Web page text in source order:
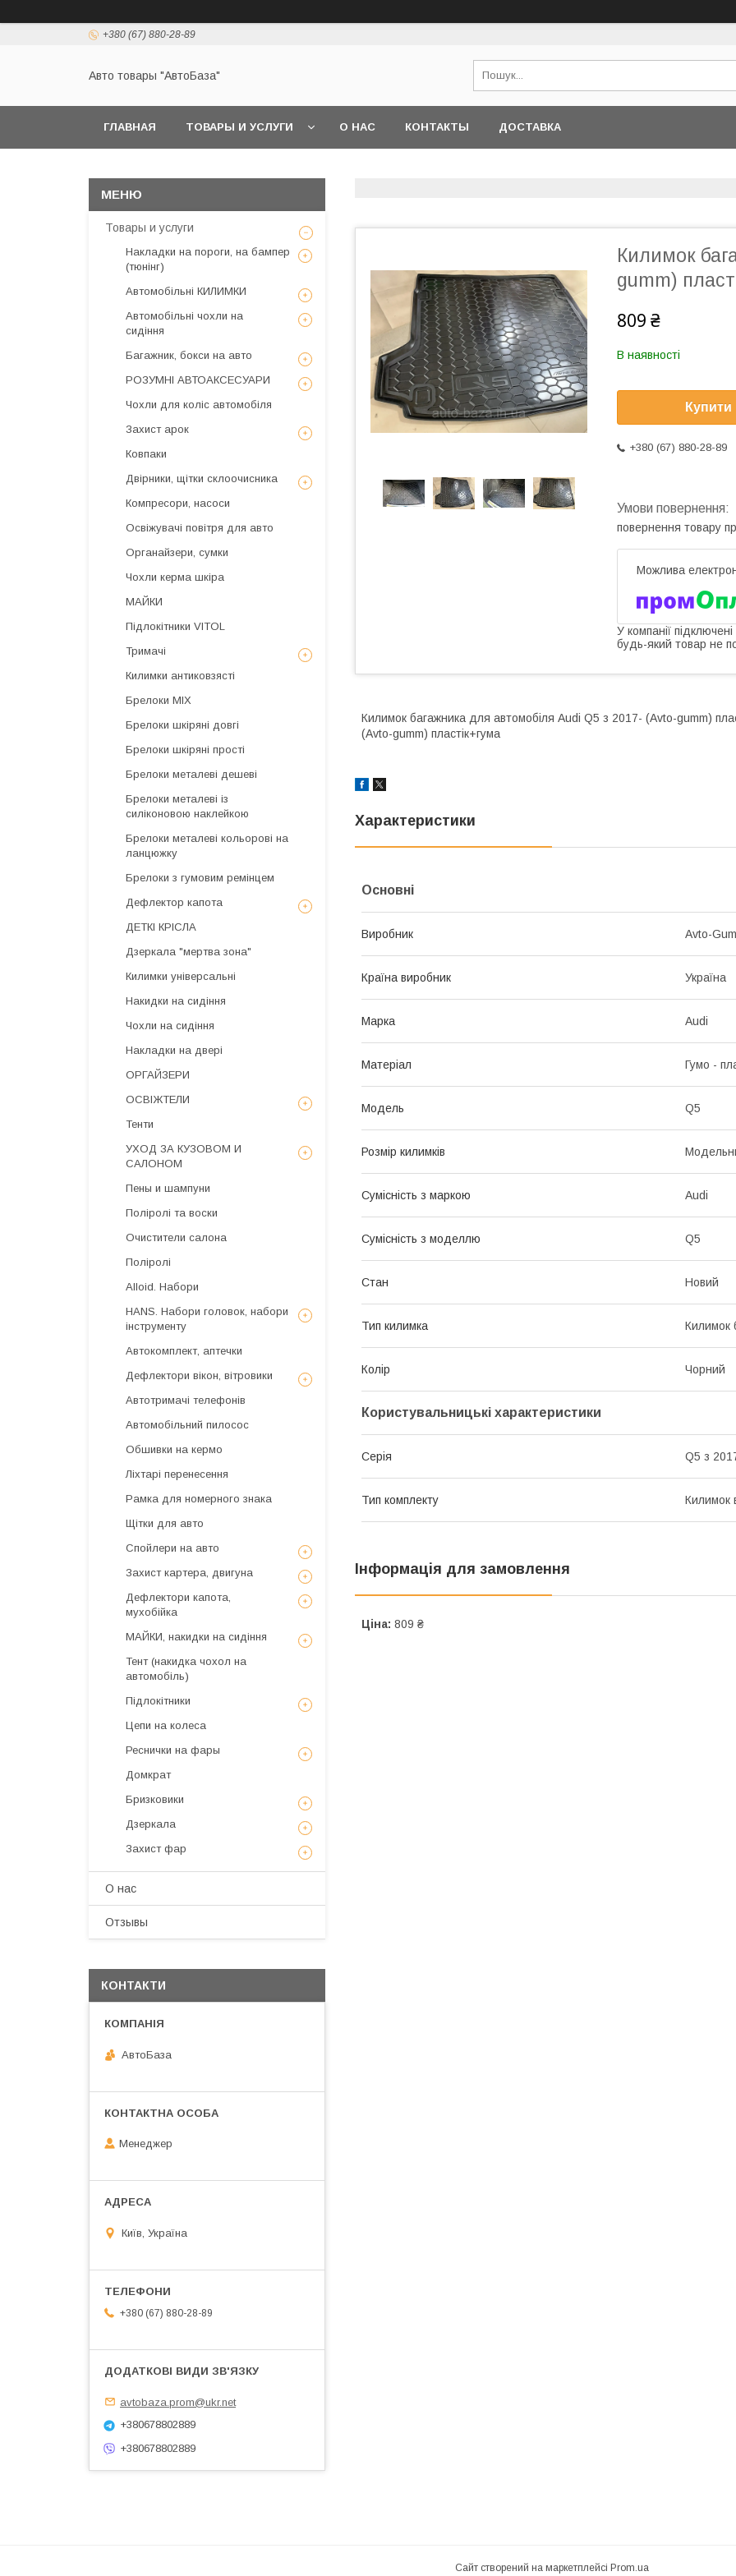
+380 (67) 880-28-89
Авто товары "АвтоБаза"
ГЛАВНАЯ ТОВАРЫ И УСЛУГИ О НАС КОНТАКТЫ ДОСТАВКА
Килимок
gumm)
809 ₴
В наявності
Купити
+380 (67) 880-28-89
повернення товару
У компанії
будь-який товар не
Килимок багажника для автомобіля Audi Q5 з 2017- (Avto-gumm)
(Avto-gumm) пластік+гума
Характеристики
Основні
Виробник Avto-
Країна виробник Україна
Марка Audi
Матеріал Гумо -
Модель Q5
Розмір килимків
Сумісність з маркою Audi
Сумісність з моделлю Q5
Стан Новий
Тип килимка Килимок
Колір Чорний
Користувальницькі характеристики
Серія Q5 з
Тип комплекту Килимок
Інформація для замовлення
Ціна: 809 ₴
Товары и услуги
Накладки на пороги, на бампер
(тюнінг)
Автомобільні КИЛИМКИ
Автомобільні чохли на
сидіння
Багажник, бокси на авто
РОЗУМНІ АВТОАКСЕСУАРИ
Чохли для коліс автомобіля
Захист арок
Ковпаки
Двірники, щітки склоочисника
Компресори, насоси
Освіжувачі повітря для авто
Органайзери, сумки
Чохли керма шкіра
МАЙКИ
Підлокітники VITOL
Тримачі
Килимки антиковзясті
Брелоки MIX
Брелоки шкіряні довгі
Брелоки шкіряні прості
Брелоки металеві дешеві
Брелоки металеві із
силіконовою наклейкою
Брелоки металеві кольорові на
ланцюжку
Брелоки з гумовим ремінцем
Дефлектор капота
ДЕТКІ КРІСЛА
Дзеркала "мертва зона"
Килимки універсальні
Накидки на сидіння
Чохли на сидіння
Накладки на двері
ОРГАЙЗЕРИ
ОСВІЖТЕЛИ
Тенти
УХОД ЗА КУЗОВОМ И
САЛОНОМ
Пены и шампуни
Поліролі та воски
Очистители салона
Поліролі
Alloid. Набори
HANS. Набори головок, набори
інструменту
Автокомплект, аптечки
Дефлектори вікон, вітровики
Автотримачі телефонів
Автомобільний пилосос
Обшивки на кермо
Ліхтарі перенесення
Рамка для номерного знака
Щітки для авто
Спойлери на авто
Захист картера, двигуна
Дефлектори капота,
мухобійка
МАЙКИ, накидки на сидіння
Тент (накидка чохол на
автомобіль)
Підлокітники
Цепи на колеса
Реснички на фары
Домкрат
Бризковики
Дзеркала
Захист фар
О нас
Отзывы
КОНТАКТИ
АвтоБаза
Менеджер
Київ, Україна
+380 (67) 880-28-89
avtobaza.prom@ukr.net
+380678802889
+380678802889
Сайт створений на маркетплейсі Prom.ua